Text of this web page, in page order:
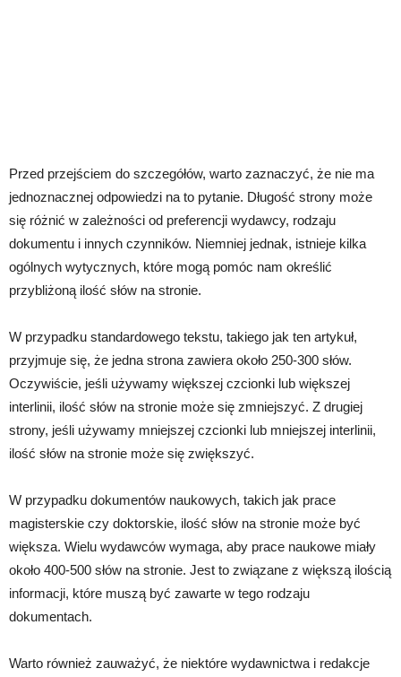
Przed przejściem do szczegółów, warto zaznaczyć, że nie ma
jednoznacznej odpowiedzi na to pytanie. Długość strony może
się różnić w zależności od preferencji wydawcy, rodzaju
dokumentu i innych czynników. Niemniej jednak, istnieje kilka
ogólnych wytycznych, które mogą pomóc nam określić
przybliżoną ilość słów na stronie.
W przypadku standardowego tekstu, takiego jak ten artykuł,
przyjmuje się, że jedna strona zawiera około 250-300 słów.
Oczywiście, jeśli używamy większej czcionki lub większej
interlinii, ilość słów na stronie może się zmniejszyć. Z drugiej
strony, jeśli używamy mniejszej czcionki lub mniejszej interlinii,
ilość słów na stronie może się zwiększyć.
W przypadku dokumentów naukowych, takich jak prace
magisterskie czy doktorskie, ilość słów na stronie może być
większa. Wielu wydawców wymaga, aby prace naukowe miały
około 400-500 słów na stronie. Jest to związane z większą ilością
informacji, które muszą być zawarte w tego rodzaju
dokumentach.
Warto również zauważyć, że niektóre wydawnictwa i redakcje